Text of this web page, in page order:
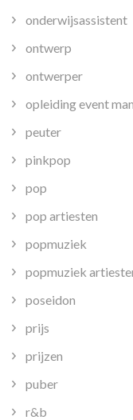
onderwijsassistent
ontwerp
ontwerper
opleiding event
peuter
pinkpop
pop
pop artiesten
popmuziek
popmuziek
poseidon
prijs
prijzen
puber
r&b